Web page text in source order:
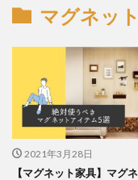
マグネッ
2021年3月28日
【マグネット家具】マグ